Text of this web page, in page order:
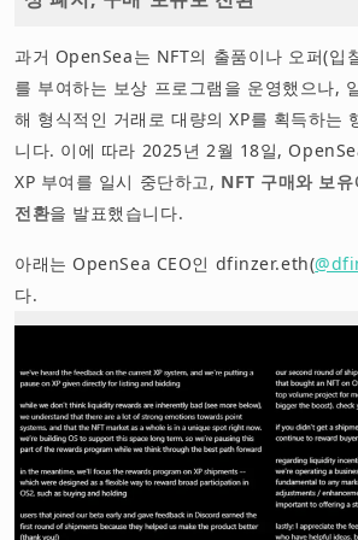
과거 OpenSea는 NFT의 출품이나 오퍼(입
를 부여하는 보상 프로그램을 운영했으나,
해 형식적인 거래로 대량의 XP를 획득하는
니다. 이에 따라 2025년 2월 18일,
XP 부여를 일시 중단하고, NFT 구매와 보
전환을 발표했습니다.
아래는 OpenSea CEO인 dfinzer.eth(
다.